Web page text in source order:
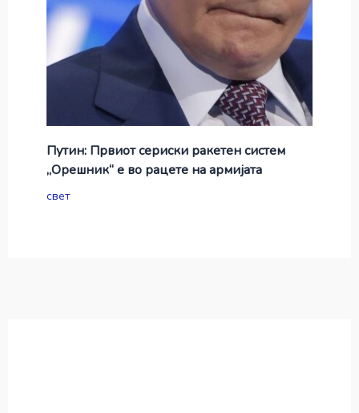
Путин: Првиот сериски ракетен систем
„Орешник“ е во рацете на армијата
свет